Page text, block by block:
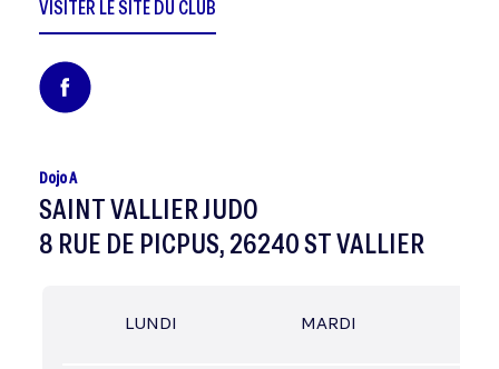
VISITER LE SITE DU CLUB
Dojo A
SAINT VALLIER JUDO
8 RUE DE PICPUS, 26240 ST VALLIER
LUNDI MARDI